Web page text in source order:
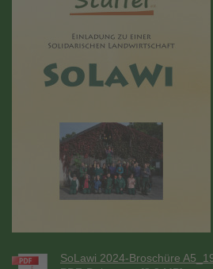
SoLawi 2024-Broschüre